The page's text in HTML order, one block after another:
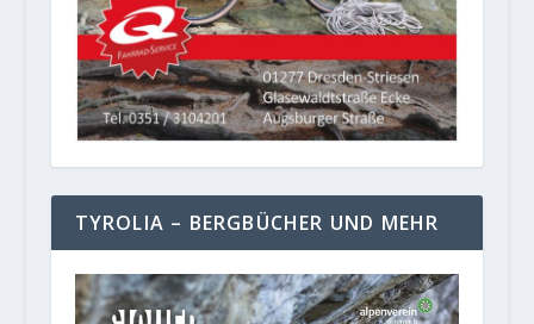
TYROLIA – BERGBÜCHER UND MEHR